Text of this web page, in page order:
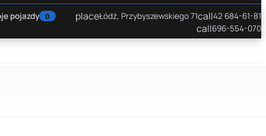
pojazdy 0 placeŁódź, Przybyszewskiego 71call42 684-61-81
call696-554-070